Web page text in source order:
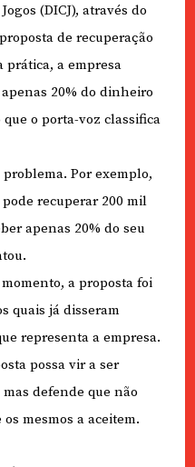
(DICJ), através do
de recuperação
a empresa
20% do dinheiro
o porta-voz classifica
Por exemplo,
recuperar 200 mil
apenas 20% do seu
a proposta foi
quais já disseram
representa a empresa.
possa vir a ser
defende que não
mesmos a aceitem.